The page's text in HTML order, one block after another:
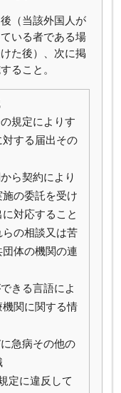
（当該外国人が
いる者である場
た後）、次に掲
ること。
規定によりす
する届出その
ら契約により
の委託を受け
対応すること
の相談又は苦
体の機関の連
きる言語によ
機関に関する情
急病その他の
定に違反して